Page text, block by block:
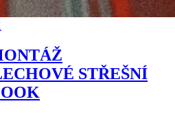
STŘEŠNÍ